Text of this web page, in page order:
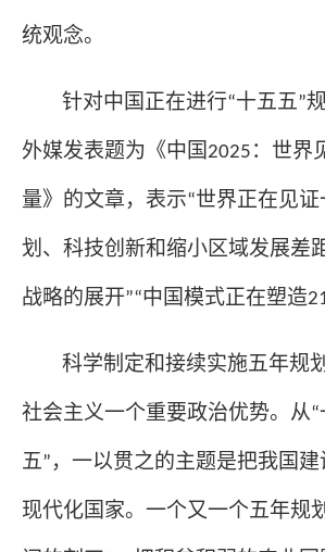
统观念。
针对中国正在进行“十五五”
外媒发表题为《中国2025 ：世界
量》的文章，表示“世界正在见
划、科技创新和缩小区域发展差
战略的展开”“中国模式正在塑造
科学制定和接续实施五年规
社会主义一个重要政治优势。从“
五” ，一以贯之的主题是把我国
现代化国家。一个又一个五年规